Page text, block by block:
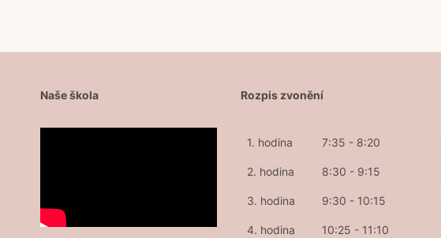
Naše škola Rozpis zvonění
1. hodina 7:35 - 8:20
2. hodina 8:30 - 9:15
3. hodina 9:30 - 10:15
4. hodina 10:25 - 11:10